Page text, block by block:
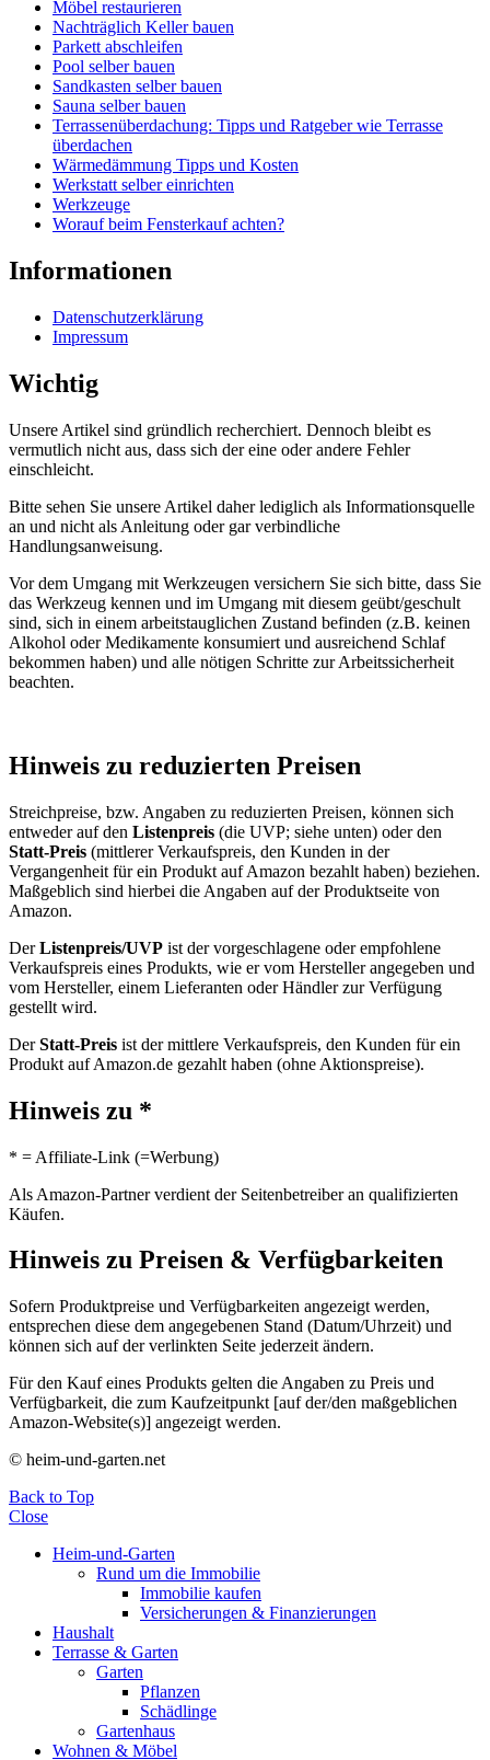
Möbel restaurieren
Nachträglich Keller bauen
Parkett abschleifen
Pool selber bauen
Sandkasten selber bauen
Sauna selber bauen
Terrassenüberdachung: Tipps und Ratgeber wie Terrasse
überdachen
Wärmedämmung Tipps und Kosten
Werkstatt selber einrichten
Werkzeuge
Worauf beim Fensterkauf achten?
Informationen
Datenschutzerklärung
Impressum
Wichtig
Unsere Artikel sind gründlich recherchiert. Dennoch bleibt es
vermutlich nicht aus, dass sich der eine oder andere Fehler
einschleicht.
Bitte sehen Sie unsere Artikel daher lediglich als Informationsquelle
an und nicht als Anleitung oder gar verbindliche
Handlungsanweisung.
Vor dem Umgang mit Werkzeugen versichern Sie sich bitte, dass Sie
das Werkzeug kennen und im Umgang mit diesem geübt/geschult
sind, sich in einem arbeitstauglichen Zustand befinden (z.B. keinen
Alkohol oder Medikamente konsumiert und ausreichend Schlaf
bekommen haben) und alle nötigen Schritte zur Arbeitssicherheit
beachten.
Hinweis zu reduzierten Preisen
Streichpreise, bzw. Angaben zu reduzierten Preisen, können sich
entweder auf den Listenpreis (die UVP; siehe unten) oder den
Statt-Preis (mittlerer Verkaufspreis, den Kunden in der
Vergangenheit für ein Produkt auf Amazon bezahlt haben) beziehen.
Maßgeblich sind hierbei die Angaben auf der Produktseite von
Amazon.
DerListenpreis/UVP ist der vorgeschlagene oder empfohlene
Verkaufspreis eines Produkts, wie er vom Hersteller angegeben und
vom Hersteller, einem Lieferanten oder Händler zur Verfügung
gestellt wird.
DerStatt-Preis ist der mittlere Verkaufspreis, den Kunden für ein
Produkt auf Amazon.de gezahlt haben (ohne Aktionspreise).
Hinweis zu *
* = Affiliate-Link (=Werbung)
Als Amazon-Partner verdient der Seitenbetreiber an qualifizierten
Käufen.
Hinweis zu Preisen & Verfügbarkeiten
Sofern Produktpreise und Verfügbarkeiten angezeigt werden,
entsprechen diese dem angegebenen Stand (Datum/Uhrzeit) und
können sich auf der verlinkten Seite jederzeit ändern.
Für den Kauf eines Produkts gelten die Angaben zu Preis und
Verfügbarkeit, die zum Kaufzeitpunkt [auf der/den maßgeblichen
Amazon-Website(s)] angezeigt werden.
© heim-und-garten.net
Back to Top
Close
Heim-und-Garten
Rund um die Immobilie
Immobilie kaufen
Versicherungen & Finanzierungen
Haushalt
Terrasse & Garten
Garten
Pflanzen
Schädlinge
Gartenhaus
Wohnen & Möbel